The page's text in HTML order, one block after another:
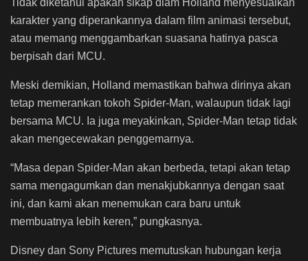
karakter yang diperankannya dalam film animasi tersebut,
atau memang menggambarkan suasana hatinya pasca
berpisah dari MCU.
Meski demikian, Holland memastikan bahwa dirinya akan
tetap memerankan tokoh Spider-Man, walaupun tidak lagi
bersama MCU. Ia juga meyakinkan, Spider-Man tetap tidak
akan mengecewakan penggemarnya.
“Masa depan Spider-Man akan berbeda, tetapi akan tetap
sama mengagumkan dan menakjubkannya dengan saat
ini, dan kami akan menemukan cara baru untuk
membuatnya lebih keren,” pungkasnya.
Disney dan Sony Pictures memutuskan hubungan kerja